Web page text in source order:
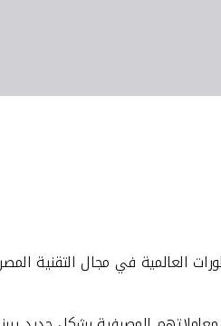
العالمية في مجال التقنية